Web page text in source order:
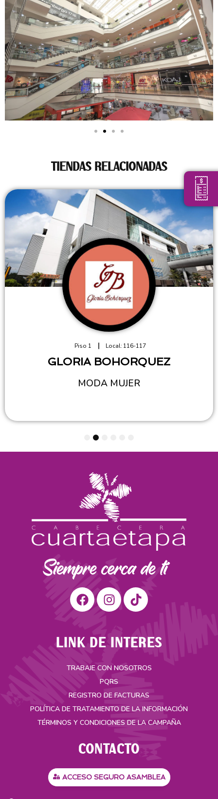
TIENDAS RELACIONADAS
Piso 1 Local: 116-117
GLORIA BOHORQUEZ
MODA MUJER
5
LINK DE INTERES
TRABAJE CON NOSOTROS
PQRS
REGISTRO DE FACTURAS
POLÍTICA DE TRATAMIENTO DE LA INFORMACIÓN
TÉRMINOS Y CONDICIONES DE LA CAMPAÑA
CONTACTO
ACCESO SEGURO ASAMBLEA